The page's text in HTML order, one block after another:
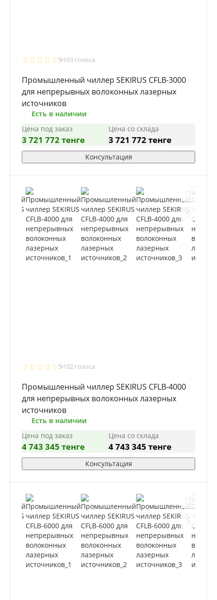
5 103 голоса
Промышленный чиллер SEKIRUS CFLB-3000
для непрерывных волоконных лазерных
источников
Есть в наличии
Цена под заказ
3 721 772 тенге
Цена со склада
3 721 772 тенге
Консультация
5 102 голоса
Промышленный чиллер SEKIRUS CFLB-4000
для непрерывных волоконных лазерных
источников
Есть в наличии
Цена под заказ
4 743 345 тенге
Цена со склада
4 743 345 тенге
Консультация